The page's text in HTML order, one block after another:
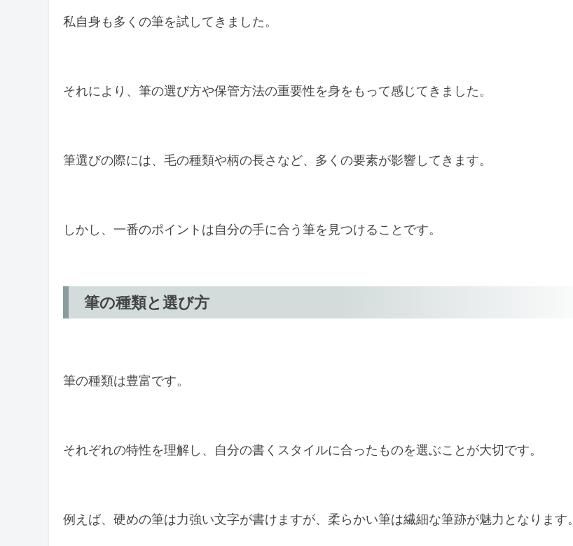
日常での習慣づくり
筆記具の変化を楽しむ
私自身も多くの筆を試してきました。
それにより、筆の選び方や保管方法の重要性を身をもって感じてきました。
筆選びの際には、毛の種類や柄の長さなど、多くの要素が影響してきます。
しかし、一番のポイントは自分の手に合う筆を見つけることです。
筆の種類と選び方
筆の種類は豊富です。
それぞれの特性を理解し、自分の書くスタイルに合ったものを選ぶことが大切です。
例えば、硬めの筆は力強い文字が書けますが、柔らかい筆は繊細な筆跡が魅力となります。